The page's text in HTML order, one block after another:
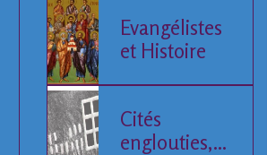
Evangélistes
et Histoire
Cités
englouties,